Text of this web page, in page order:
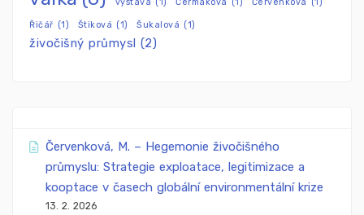
výstava (1) Čermáková (1) Červenková (1)
Řičář (1) Štiková (1) Šukalová (1)
živočišný průmysl (2)
Červenková, M. – Hegemonie živočišného
průmyslu: Strategie exploatace, legitimizace a
kooptace v časech globální environmentální krize
13. 2. 2026